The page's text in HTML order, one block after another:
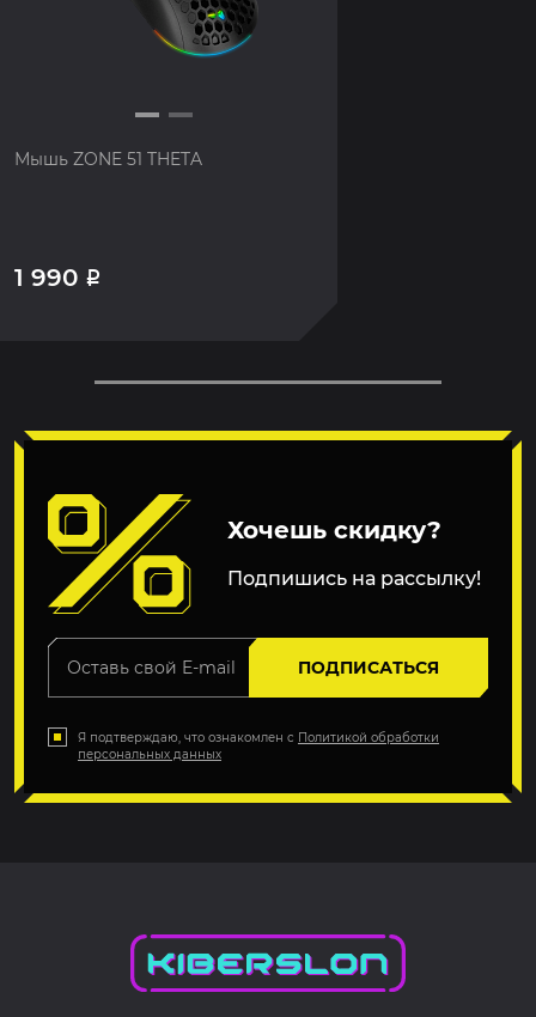
Мышь ZONE 51 THETA
1 990 Р
Хочешь скидку?
Подпишись на рассылку!
ПОДПИСАТЬСЯ
Я подтверждаю, что ознакомлен с Политикой обработки
персональных данных